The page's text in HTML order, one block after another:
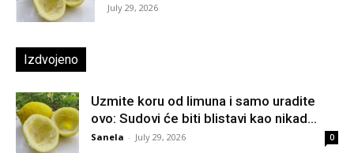
July 29, 2026
Izdvojeno
Uzmite koru od limuna i samo uradite
ovo: Sudovi će biti blistavi kao nikad...
Sanela - July 29, 2026 0